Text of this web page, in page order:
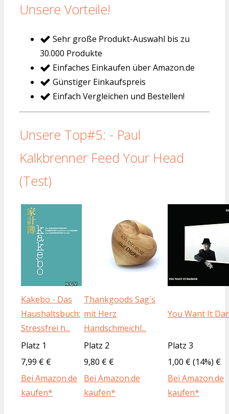
Unsere Vorteile!
Sehr große Produkt-Auswahl bis zu
30.000 Produkte
Einfaches Einkaufen über Amazon.de
Günstiger Einkaufspreis
Einfach Vergleichen und Bestellen!
Unsere Top#5: - Paul
Kalkbrenner Feed Your Head
(Test)
Kakebo - Das
Haushaltsbuch:
Stressfrei h...
Thankgoods Sag´s
mit Herz
Handschmeichl...
You Want It
Platz 1 Platz 2
Platz 3
7,99 € €
9,80 € €
1,00 € (14%) €
Bei Amazon.de
kaufen*
Bei Amazon.de
kaufen*
Bei Amazon.de
kaufen*